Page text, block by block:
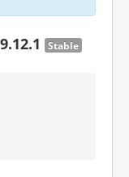
Stable